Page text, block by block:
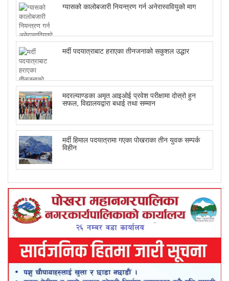
ग्यासको कालोबजारी नियन्त्रण गर्न अनेरास्ववियुको माग
मर्दी पदयात्राबाट हराएका तीनजनाको सकुशल उद्धार
मदरल्याण्डका अमृत आइओई प्रवेश परीक्षामा दोस्रो हुन
सफल, विद्यालयद्वारा बधाई तथा सम्मान
मर्दी हिमाल पदयात्रामा गएका पोखराका तीन युवक सम्पर्क
विहीन